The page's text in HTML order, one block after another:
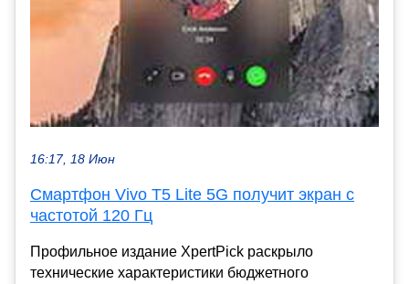
16:17, 18 Июн
Смартфон Vivo T5 Lite 5G получит экран с
частотой 120 Гц
Профильное издание XpertPick раскрыло
технические характеристики бюджетного